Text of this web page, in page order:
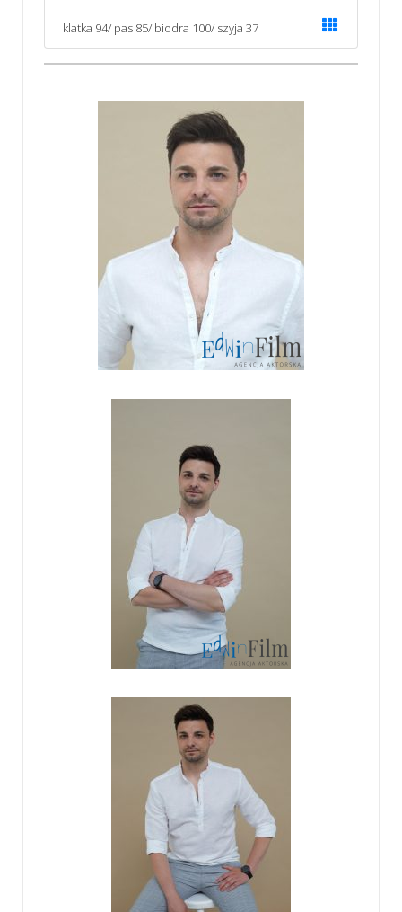
klatka 94/ pas 85/ biodra 100/ szyja 37